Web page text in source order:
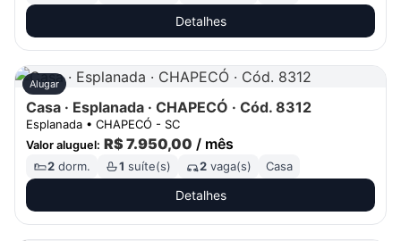
Detalhes
Alugar
Casa · Esplanada · CHAPECÓ · Cód. 8312
Esplanada • CHAPECÓ - SC
Valor aluguel: R$ 7.950,00 / mês
2 dorm. 1 suíte(s) 2 vaga(s) Casa
Detalhes